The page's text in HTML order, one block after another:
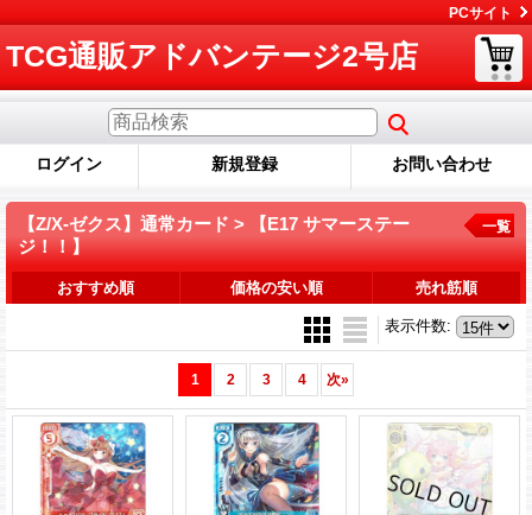
PCサイト
TCG通販アドバンテージ2号店
ログイン 新規登録 お問い合わせ
【Z/X-ゼクス】通常カード > 【E17 サマーステー
ジ！！】
一覧
おすすめ順 価格の安い順 売れ筋順
表示件数:
1 2 3 4 次»